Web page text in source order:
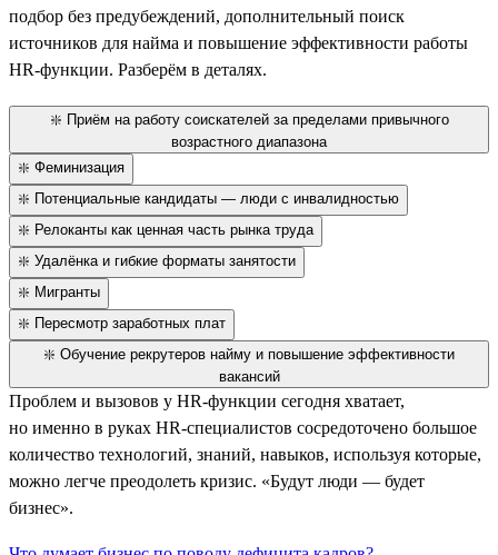
подбор без предубеждений, дополнительный поиск
источников для найма и повышение эффективности работы
HR-функции. Разберём в деталях.
❇️ Приём на работу соискателей за пределами привычного
возрастного диапазона
❇️ Феминизация
❇️ Потенциальные кандидаты — люди с инвалидностью
❇️ Релоканты как ценная часть рынка труда
❇️ Удалёнка и гибкие форматы занятости
❇️ Мигранты
❇️ Пересмотр заработных плат
❇️ Обучение рекрутеров найму и повышение эффективности
вакансий
Проблем и вызовов у HR-функции сегодня хватает,
но именно в руках HR-специалистов сосредоточено большое
количество технологий, знаний, навыков, используя которые,
можно легче преодолеть кризис. «Будут люди — будет
бизнес».